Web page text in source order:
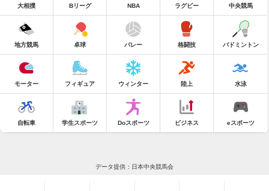
大相撲 Bリーグ NBA ラグビー 中央競馬
地方競馬 卓球 バレー 格闘技 バドミントン
モーター フィギュア ウィンター 陸上 水泳
自転車 学生スポーツ Doスポーツ ビジネス eスポーツ
データ提供：日本中央競馬会